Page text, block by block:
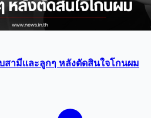
สามีเเละลูกๆ หลังตัดสินใจโกนผม